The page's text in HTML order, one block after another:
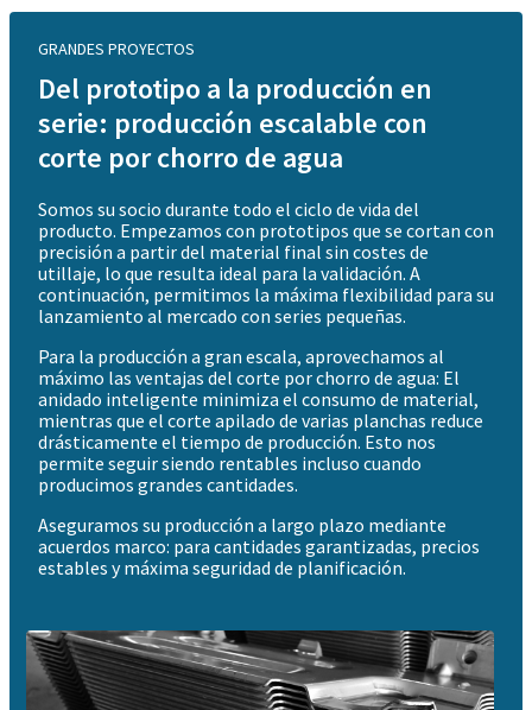
GRANDES PROYECTOS
Del prototipo a la producción en
serie: producción escalable con
corte por chorro de agua
Somos su socio durante todo el ciclo de vida del
producto. Empezamos con prototipos que se cortan con
precisión a partir del material final sin costes de
utillaje, lo que resulta ideal para la validación. A
continuación, permitimos la máxima flexibilidad para su
lanzamiento al mercado con series pequeñas.
Para la producción a gran escala, aprovechamos al
máximo las ventajas del corte por chorro de agua: El
anidado inteligente minimiza el consumo de material,
mientras que el corte apilado de varias planchas reduce
drásticamente el tiempo de producción. Esto nos
permite seguir siendo rentables incluso cuando
producimos grandes cantidades.
Aseguramos su producción a largo plazo mediante
acuerdos marco: para cantidades garantizadas, precios
estables y máxima seguridad de planificación.